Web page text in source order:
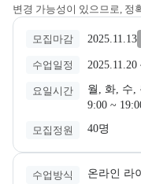
변경 가능성이 있으므로, 정
모집마감 2025.11.13
수업일정 2025.11.20
요일시간
월, 화, 수,
9:00 ~
모집정원 40명
수업방식 온라인 라